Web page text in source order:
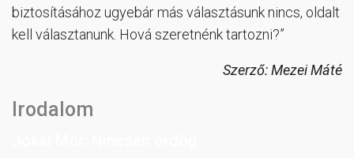
biztosításához ugyebár más választásunk nincs, oldalt
kell választanunk. Hová szeretnénk tartozni?”
Szerző: Mezei Máté
Irodalom